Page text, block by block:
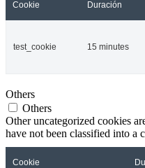
Cookie Duración
test_cookie 15 minutes
Others
Others
Other uncategorized cookies
have not been classified into a
Cookie